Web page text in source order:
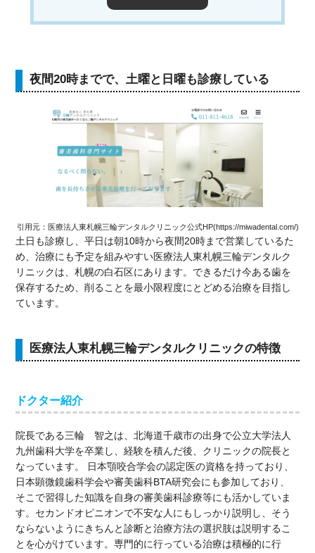
夜間20時までで、土曜と日曜も診療している
引用元：医療法人東札幌三輪デンタルクリニック公式HP(https://miwadental.com/)
土日も診療し、平日は朝10時から夜間20時まで営業しているた
め、治療にも予定を組みやすい医療法人東札幌三輪デンタルク
リニックは、札幌の白石区にあります。できるだけ今ある歯を
保存するため、削ることを最小限程度にとどめる治療を目指し
ています。
医療法人東札幌三輪デンタルクリニックの特徴
ドクター紹介
院長である三輪 智之は、北海道千歳市の出身で公立大学法人
九州歯科大学を卒業し、経験を積んだ後、クリニックの院長と
なっています。 日本顎咬合学会の認定医の資格を持っており、
日本顕微鏡歯科学会や審美歯科BTA研究会にも参加しており、
そこで習得した知識を自身の審美歯科診療等にも活かしていま
す。セカンドオピニオンで不安な人にもしっかり説明し、そう
ならないようにきちんと診断と治療方法の選択肢は説明するこ
とを心がけています。専門的に行っている治療は積極的に行